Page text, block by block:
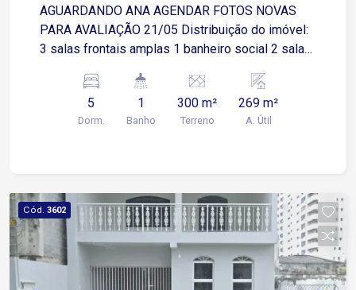
AGUARDANDO ANA AGENDAR FOTOS NOVAS
PARA AVALIAÇÃO 21/05 Distribuição do imóvel:
3 salas frontais amplas 1 banheiro social 2 salas
Varanda Lavanderia Sem garagem Localização
privilegiada: Situada na Avenida Itavuvu, uma das
principais vias da cidade, com fácil acesso a
5
Dorm.
1
Banho
300 m²
Terreno
269 m²
A. Útil
Cód. 3602